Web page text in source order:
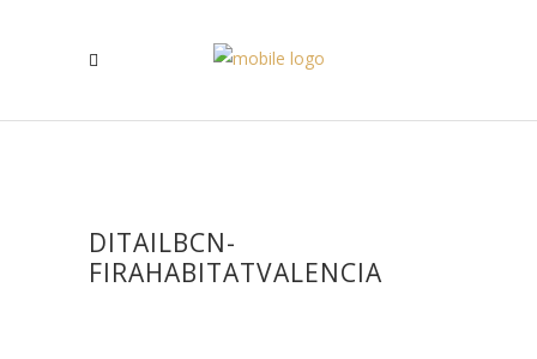
DITAILBCN-
FIRAHABITATVALENCIA